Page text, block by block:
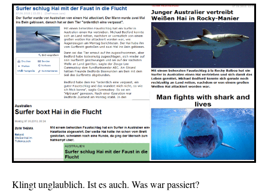
Klingt unglaublich. Ist es auch. Was war passiert?